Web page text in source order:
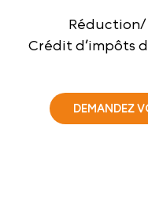
Réduction/
Crédit d’impôts
DEMANDEZ